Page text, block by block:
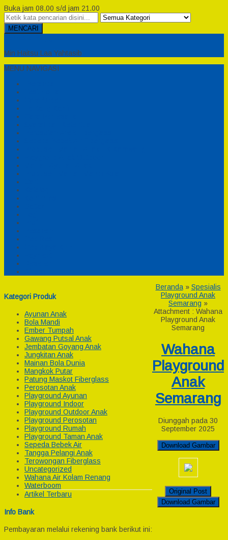
Buka jam 08.00 s/d jam 21.00
MENCARI
Min Haitsu Laa Yahtasib
MENU NAVIGASI
Kategori Produk
Ayunan Anak
Bola Mandi
Ember Tumpah
Gawang Putsal Anak
Jembatan Goyang Anak
Jungkitan Anak
Mainan Bola Dunia
Mangkok Putar
Patung Maskot Fiberglass
Perosotan Anak
Playground Ayunan
Playground Indoor
Playground Outdoor Anak
Playground Perosotan
Playground Rumah
Playground Taman Anak
Sepeda Bebek Air
Tangga Pelangi Anak
Terowongan Fiberglass
Uncategorized
Wahana Air Kolam Renang
Waterboom
Artikel Terbaru
Info Bank
Pembayaran melalui rekening bank berikut ini:
Beranda» Spesialis
Playground Anak
Semarang »
Attachment : Wahana
Playground Anak
Semarang
Wahana
Playground
Anak
Semarang
Diunggah pada 30
September 2025
Download Gambar
Original Post
Download Gambar